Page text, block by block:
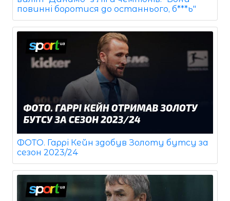
повинні боротися до останнього, б***ь"
ФОТО. Гаррі Кейн здобув Золоту бутсу за
сезон 2023/24